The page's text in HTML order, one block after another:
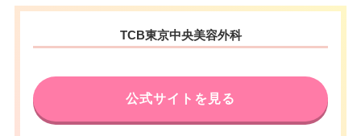
TCB東京中央美容外科
公式サイトを見る